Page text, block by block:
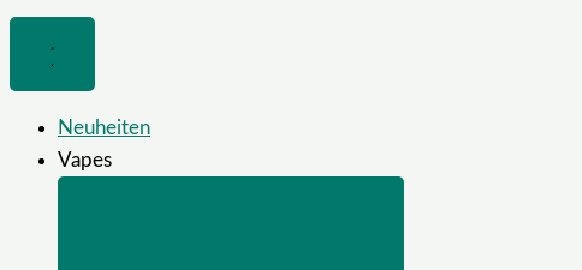
Neuheiten
Vapes